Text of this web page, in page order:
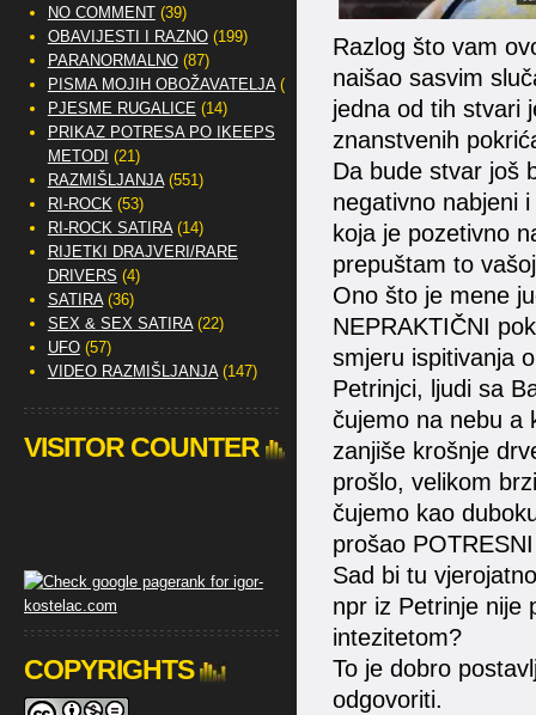
Razlog što vam
naišao sasvim
jedna od tih stvari
znanstvenih
Da bude stvar još
negativno nabjeni
koja je pozetivno
prepuštam to
Ono što je mene
NEPRAKTIČNI
smjeru ispitivanja
Petrinjci, ljudi sa
čujemo na nebu a
zanjiše krošnje
prošlo, velikom
čujemo kao
prošao
Sad bi tu
npr iz Petrinje nije
intezitetom?
To je dobro
odgovoriti.
NO COMMENT(39)
OBAVIJESTI I RAZNO(199)
PARANORMALNO(87)
PISMA MOJIH OBOŽAVATELJA(2)
PJESME RUGALICE (14)
PRIKAZ POTRESA PO IKEEPS
METODI (21)
RAZMIŠLJANJA(551)
RI-ROCK(53)
RI-ROCK SATIRA(14)
RIJETKI DRAJVERI/RARE
DRIVERS (4)
SATIRA(36)
SEX & SEX SATIRA(22)
UFO(57)
VIDEO RAZMIŠLJANJA(147)
VISITOR COUNTER
COPYRIGHTS